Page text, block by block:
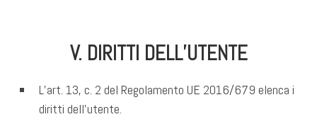
V. DIRITTI DELL’UTENTE
L’art. 13, c. 2 del Regolamento UE 2016/679 elenca i
diritti dell’utente.